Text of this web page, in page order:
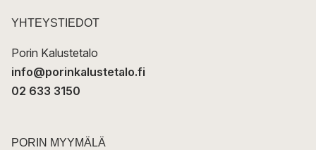
t
YHTEYSTIEDOT
Porin Kalustetalo
info@porinkalustetalo.fi
02 633 3150
PORIN MYYMÄLÄ